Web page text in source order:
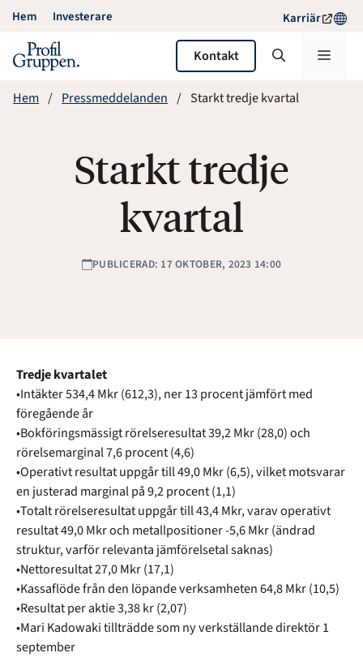
Hoppa
innehåll
Hem Investerare Karriär
Kontakt Meny
Hem Pressmeddelanden Starkt tredje kvartal
Starkt tredje
kvartal
PUBLICERAD: 17 OKTOBER, 2023 14:00
Tredje kvartalet
•Intäkter 534,4 Mkr (612,3), ner 13 procent jämfört med
föregående år
•Bokföringsmässigt rörelseresultat 39,2 Mkr (28,0) och
rörelsemarginal 7,6 procent (4,6)
•Operativt resultat uppgår till 49,0 Mkr (6,5), vilket motsvarar
en justerad marginal på 9,2 procent (1,1)
•Totalt rörelseresultat uppgår till 43,4 Mkr, varav operativt
resultat 49,0 Mkr och metallpositioner -5,6 Mkr (ändrad
struktur, varför relevanta jämförelsetal saknas)
•Nettoresultat 27,0 Mkr (17,1)
•Kassaflöde från den löpande verksamheten 64,8 Mkr (10,5)
•Resultat per aktie 3,38 kr (2,07)
•Mari Kadowaki tillträdde som ny verkställande direktör 1
september